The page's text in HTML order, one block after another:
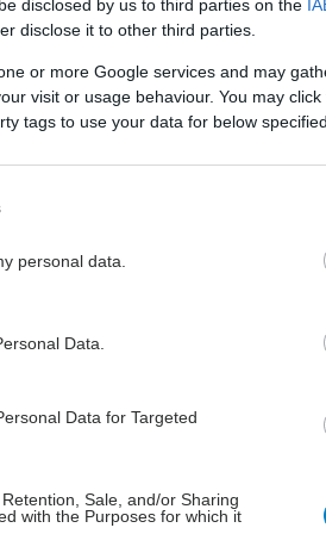
disclosed by us to third parties on the
disclose it to other third parties.
or more Google services and may
visit or usage behaviour. You may
tags to use your data for below
personal data.
Data.
Data for Targeted
Sale, and/or Sharing
with the Purposes for which it
δεδομένα δείχνουν ότι ο
εθνικό, περιφερειακό και
να παρακολουθείται
απώλεια βάρους
οι νέες μελέτες